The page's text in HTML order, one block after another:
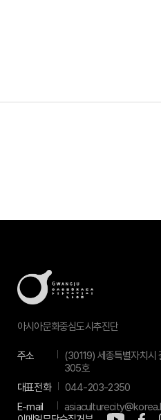
아시아문화중심도시추진단
주소
(30119) 세종특별자치
305호
대표전화
044-203-2350
E-mail